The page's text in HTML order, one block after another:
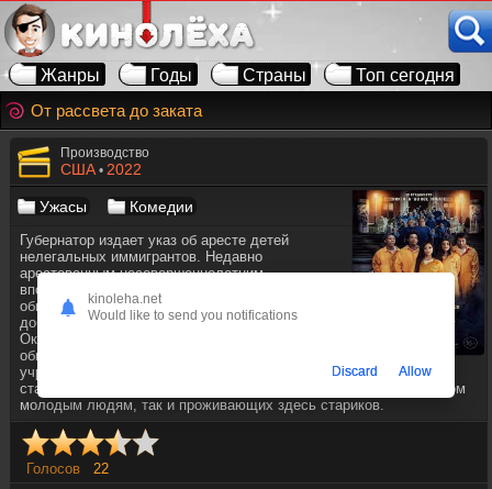
Жанры Годы Страны
Топ сегодня
От рассвета до заката
Производство
США• 2022
Ужасы Комедии
Губернатор издает указ об аресте детей
нелегальных иммигрантов. Недавно
арестованным несовершеннолетним
впоследствии предоставляется шанс снять свои
обвинения, для этого они должны начать
добровольно заботиться о престарелых.
Оказавшись в доме престарелых, добровольцы
обнаруживают, что губернатор и суперинтендант
учреждения замышляют пугающе развратный заговор, который
становится очень опасным как для занимающихся волонтерством
молодым людям, так и проживающих здесь стариков.
Голосов 22
kinoleha.net
Would like to send you notifications
Discard Allow